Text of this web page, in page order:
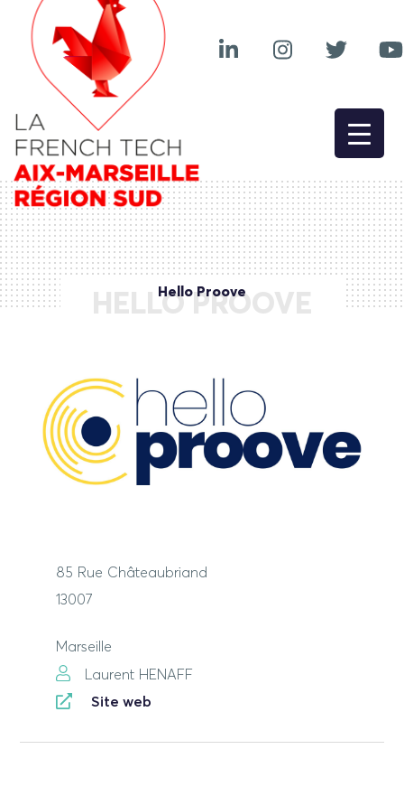
HELLO PROOVE
Hello Proove
85 Rue Châteaubriand
13007
Marseille
Laurent HENAFF
Site web